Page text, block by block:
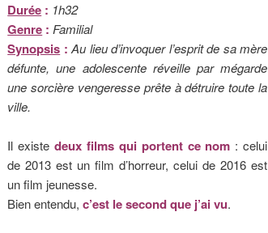
Durée : 1h32
Genre : Familial
Synopsis :Au lieu d’invoquer l’esprit de sa mère
défunte, une adolescente réveille par mégarde
une sorcière vengeresse prête à détruire toute la
ville.
Il existe deux films qui portent ce nom : celui
de 2013 est un film d’horreur, celui de 2016 est
un film jeunesse.
Bien entendu,c’est le second que j’ai vu.